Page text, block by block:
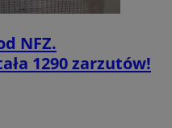
NFZ.
1290 zarzutów!